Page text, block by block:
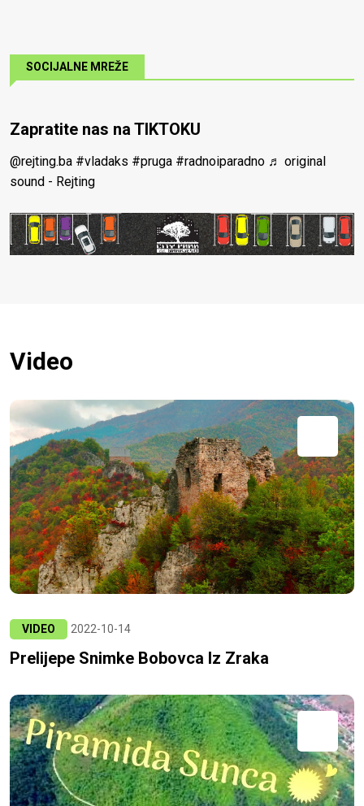
SOCIJALNE MREŽE
Zapratite nas na TIKTOKU
@rejting.ba #vladaks #pruga #radnoiparadno ♬ original
sound - Rejting
Video
VIDEO 2022-10-14
Prelijepe Snimke Bobovca Iz Zraka